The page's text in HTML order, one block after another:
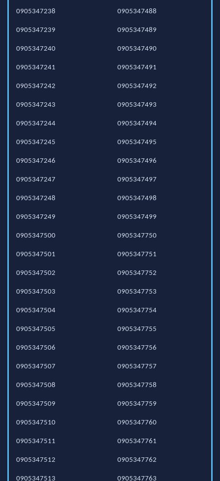
0905347238
0905347239
0905347240
0905347241
0905347242
0905347243
0905347244
0905347245
0905347246
0905347247
0905347248
0905347249
0905347488
0905347489
0905347490
0905347491
0905347492
0905347493
0905347494
0905347495
0905347496
0905347497
0905347498
0905347499
0905347500
0905347501
0905347502
0905347503
0905347504
0905347505
0905347506
0905347507
0905347508
0905347509
0905347510
0905347511
0905347512
0905347513
0905347750
0905347751
0905347752
0905347753
0905347754
0905347755
0905347756
0905347757
0905347758
0905347759
0905347760
0905347761
0905347762
0905347763